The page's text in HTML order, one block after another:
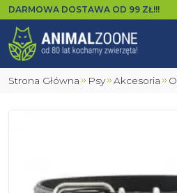
DARMOWA DOSTAWA OD 99 ZŁ!!!
Strona Główna Psy Akcesoria